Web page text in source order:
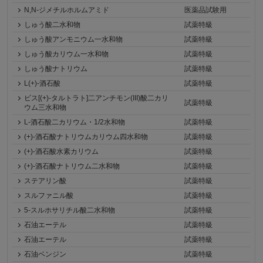
N,N-ジメチルホルムアミド
医薬品試験用
しゅう酸二水和物
試薬特級
しゅう酸アンモニウム一水和物
試薬特級
しゅう酸カリウム一水和物
試薬特級
しゅう酸ナトリウム
試薬特級
L(+)-酒石酸
試薬特級
ビス[(+)-タルトラト]二アンチモン(III)酸二カリ
ウム三水和物
試薬特級
L-酒石酸二カリウム・1/2水和物
試薬特級
(+)-酒石酸ナトリウムカリウム四水和物
試薬特級
(+)-酒石酸水素カリウム
試薬特級
(+)-酒石酸ナトリウム二水和物
試薬特級
ステアリン酸
試薬特級
スルファニル酸
試薬特級
5-スルホサリチル酸二水和物
試薬特級
石油エーテル
試薬特級
石油エーテル
試薬特級
石油ベンジン
試薬特級